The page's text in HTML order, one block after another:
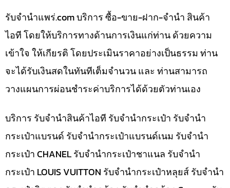
รับจํานําแพร่.com บริการ ซื้อ-ขาย-ฝาก-จำนำ สินค้า
ไอที โดยให้บริการทางด้านการเงินแก่ท่าน ด้วยความ
เข้าใจ ให้เกียรติ โดยประเมินราคาอย่างเป็นธรรม ท่าน
จะได้รับเงินสดในทันทีเต็มจำนวน และ ท่านสามารถ
วางแผนการผ่อนชำระค่าบริการได้ด้วยตัวท่านเอง
บริการ รับจำนำสินค้าไอที รับจำนำกระเป๋า รับจำนำ
กระเป๋าแบรนด์ รับจำนำกระเป๋าแบรนด์เนม รับจำนำ
กระเป๋า CHANEL รับจำนำกระเป๋าชาแนล รับจำนำ
กระเป๋า LOUIS VUITTON รับจำนำกระเป๋าหลุยส์ รับจำนำ